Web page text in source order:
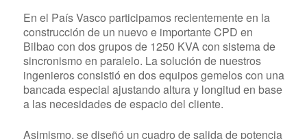
En el País Vasco participamos recientemente en la
construcción de un nuevo e importante CPD en
Bilbao con dos grupos de 1250 KVA con sistema de
sincronismo en paralelo. La solución de nuestros
ingenieros consistió en dos equipos gemelos con una
bancada especial ajustando altura y longitud en base
a las necesidades de espacio del cliente.
Asimismo, se diseñó un cuadro de salida de potencia